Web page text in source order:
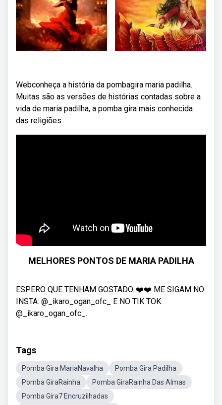
Webconheça a história da pombagira maria padilha.
Muitas são as versões de histórias contadas sobre a
vida de maria padilha, a pomba gira mais conhecida
das religiões.
MELHORES PONTOS DE MARIA PADILHA
ESPERO QUE TENHAM GOSTADO..❤️❤️ ME SIGAM NO
INSTA: @_ikaro_ogan_ofc_ E NO TIK TOK:
@_ikaro_ogan_ofc_.
Tags
Pomba Gira MariaNavalha
Pomba Gira Padilha
Pomba GiraRainha
Pomba GiraRainha Das Almas
Pomba Gira7 Encruzilhadas